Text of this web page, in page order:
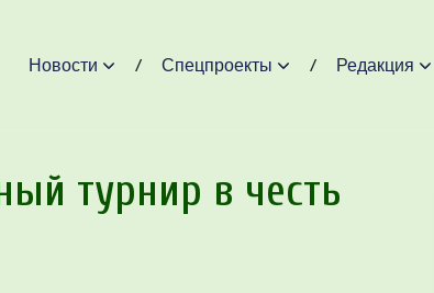
Новости Спецпроекты Редакция
турнир в честь